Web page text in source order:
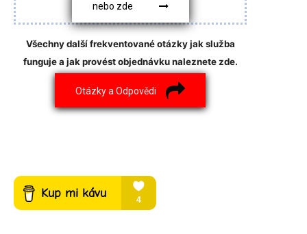
nebo zde
Všechny další frekventované otázky jak služba
funguje a jak provést objednávku naleznete zde.
Otázky a Odpovědi